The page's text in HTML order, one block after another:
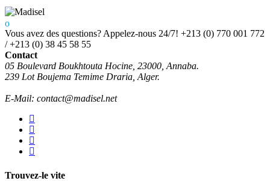
Vous avez des questions? Appelez-nous 24/7! +213 (0) 770 001 772
/ +213 (0) 38 45 58 55
Contact
05 Boulevard Boukhtouta Hocine, 23000, Annaba.
239 Lot Boujema Temime Draria, Alger.
E-Mail: contact@madisel.net
Trouvez-le vite